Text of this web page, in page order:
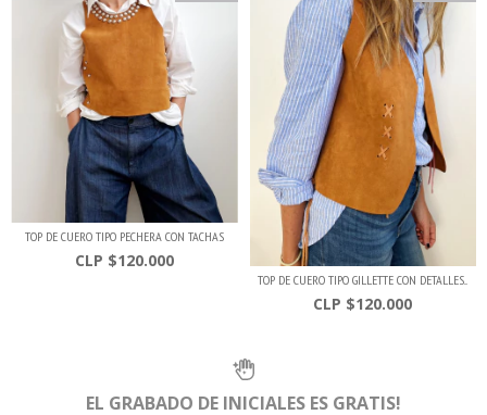
TOP DE CUERO TIPO PECHERA CON TACHAS
$120.000
TOP DE CUERO TIPO GILLETTE CON DETALLES...
$120.000
EL GRABADO DE INICIALES ES GRATIS!